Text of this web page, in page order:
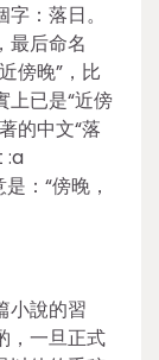
：落日。
最后命名
傍晚”，比
上已是“近傍
的中文“落
:a
：“傍晚，
小說的習
，一旦正式